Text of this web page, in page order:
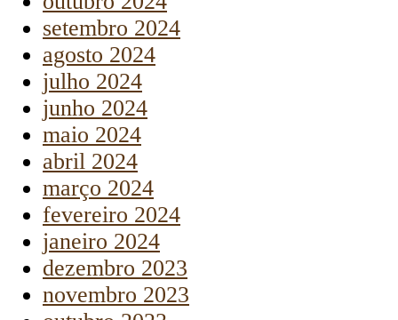
setembro 2024
agosto 2024
julho 2024
junho 2024
maio 2024
abril 2024
março 2024
fevereiro 2024
janeiro 2024
dezembro 2023
novembro 2023